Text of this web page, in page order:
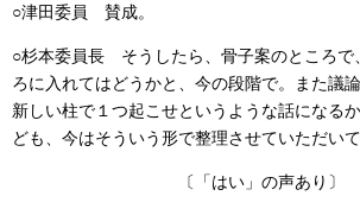
○津田委員 賛成。
○杉本委員長 そうしたら、骨子案のところで
ろに入れてはどうかと、今の段階で。また議
新しい柱で１つ起こせというような話になる
ども、今はそういう形で整理させていただいて
〔「はい」の声あり〕